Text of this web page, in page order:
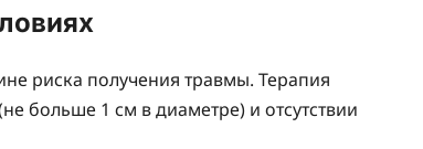
риска получения травмы. Терапия
больше 1 см в диаметре) и отсутствии